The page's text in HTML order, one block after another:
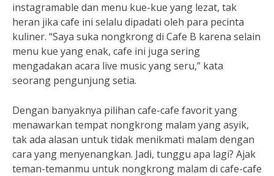
instagramable dan menu kue-kue yang lezat, tak
heran jika cafe ini selalu dipadati oleh para pecinta
kuliner. “Saya suka nongkrong di Cafe B karena selain
menu kue yang enak, cafe ini juga sering
mengadakan acara live music yang seru,” kata
seorang pengunjung setia.
Dengan banyaknya pilihan cafe-cafe favorit yang
menawarkan tempat nongkrong malam yang asyik,
tak ada alasan untuk tidak menikmati malam dengan
cara yang menyenangkan. Jadi, tunggu apa lagi? Ajak
teman-temanmu untuk nongkrong malam di cafe-cafe